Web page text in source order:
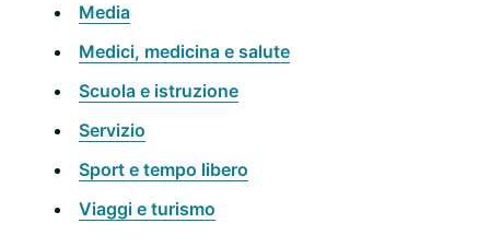
Media
Medici, medicina e salute
Scuola e istruzione
Servizio
Sport e tempo libero
Viaggi e turismo